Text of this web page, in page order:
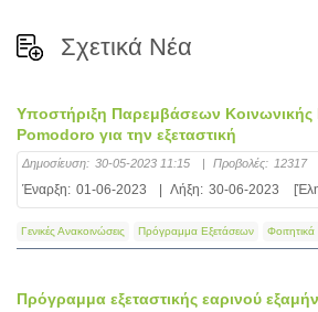
Σχετικά Νέα
Υποστήριξη Παρεμβάσεων Κοινωνικής
Pomodoro για την εξεταστική
Δημοσίευση: 30-05-2023 11:15 | Προβολές: 12317
Έναρξη: 01-06-2023 Λήξη: 30-06-2023
Γενικές Ανακοινώσεις Πρόγραμμα Εξετάσεων
Πρόγραμμα εξεταστικής εαρινού